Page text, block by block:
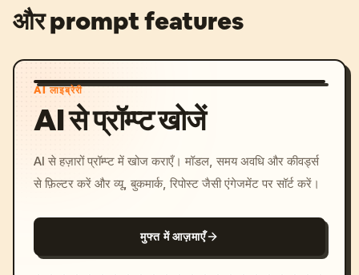
और prompt features
AI लाइब्रेरी
AI से प्रॉम्प्ट खोजें
AI से हज़ारों प्रॉम्प्ट में खोज कराएँ। मॉडल, समय अवधि और कीवर्ड्स
से फ़िल्टर करें और व्यू, बुकमार्क, रिपोस्ट जैसी एंगेजमेंट पर सॉर्ट करें।
मुफ्त में आज़माएँ